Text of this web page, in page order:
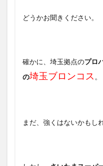
どうかお聞きください。
確かに、埼玉拠点のプロ
の埼玉ブロンコス 。
まだ、強くはないかもし